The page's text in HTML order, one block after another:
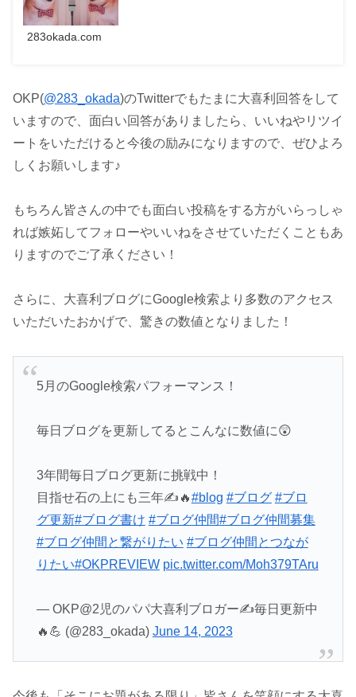
283okada.com
OKP(@283_okada)のTwitterでもたまに大喜利回答をして
いますので、面白い回答がありましたら、いいねやリツイ
ートをいただけると今後の励みになりますので、ぜひよろ
しくお願いします♪
もちろん皆さんの中でも面白い投稿をする方がいらっしゃ
れば嫉妬してフォローやいいねをさせていただくこともあ
りますのでご了承ください！
さらに、大喜利ブログにGoogle検索より多数のアクセス
いただいたおかげで、驚きの数値となりました！
5月のGoogle検索パフォーマンス！
毎日ブログを更新してるとこんなに数値に😲
3年間毎日ブログ更新に挑戦中！
目指せ石の上にも三年✍️🔥#blog #ブログ #ブロ
グ更新#ブログ書け #ブログ仲間#ブログ仲間募集
#ブログ仲間と繋がりたい #ブログ仲間とつなが
りたい#OKPREVIEW pic.twitter.com/Moh379TAru
— OKP@2児のパパ大喜利ブロガー✍️毎日更新中
🔥💪 (@283_okada) June 14, 2023